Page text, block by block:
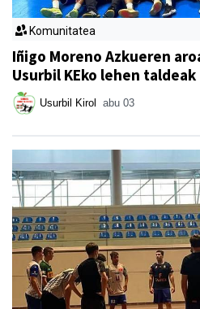
Komunitatea
Iñigo Moreno Azkueren
Usurbil KEko lehen taldeak
Usurbil Kirol abu 03